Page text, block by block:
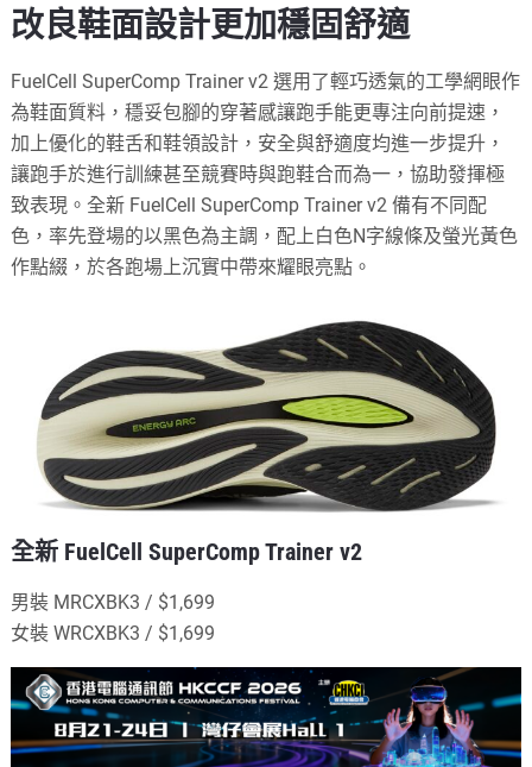
改良鞋面設計更加穩固舒適
FuelCell SuperComp Trainer v2 選用了輕巧透氣的工學網眼作
為鞋面質料，穩妥包腳的穿著感讓跑手能更專注向前提速，
加上優化的鞋舌和鞋領設計，安全與舒適度均進一步提升，
讓跑手於進行訓練甚至競賽時與跑鞋合而為一，協助發揮極
致表現。全新 FuelCell SuperComp Trainer v2 備有不同配
色，率先登場的以黑色為主調，配上白色N字線條及螢光黃色
作點綴，於各跑場上沉實中帶來耀眼亮點。
全新 FuelCell SuperComp Trainer v2
男裝 MRCXBK3 / $1,699
女裝 WRCXBK3 / $1,699